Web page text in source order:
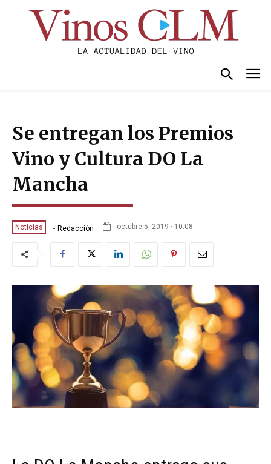
Se entregan los Premios
Vino y Cultura DO La
Mancha
Noticias - Redacción octubre 5, 2019 · 10:08